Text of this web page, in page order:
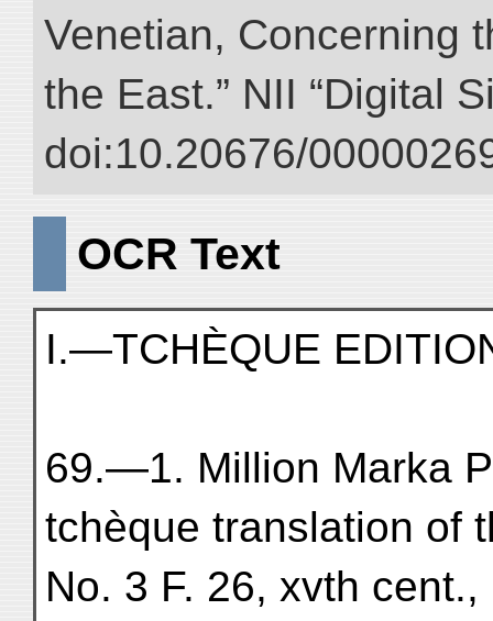
Venetian, Concerning
the East.” NII “Digital
doi:10.20676/
OCR Text
I.—TCHÈQUE
69.—1. Million Marka
tchèque translation of
No. 3 F. 26, xvth